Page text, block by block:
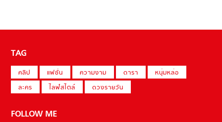
TAG
คลิป แฟชั่น ความงาม ดารา
หนุ่มหล่อ
ละคร
ไลฟ์สไตล์ ดวงรายวัน
FOLLOW ME